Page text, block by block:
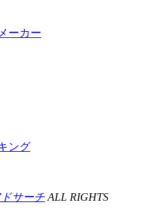
ーカー
ング
サーチALL RIGHTS